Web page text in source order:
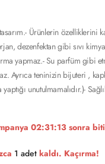
Ürünlerin özelliklerini
dezenfektan gibi sıvı
yapmaz.- Su parfüm gibi
Ayrıca teninizin bijuteri ,
unutulmamalıdır.)-
02:31:12 sonra
1 adet kaldı. Kaçırma!